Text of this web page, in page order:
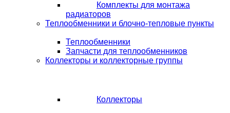
Комплекты для монтажа
радиаторов
Теплообменники и блочно-тепловые пункты
Теплообменники
Запчасти для теплообменников
Коллекторы и коллекторные группы
Коллекторы